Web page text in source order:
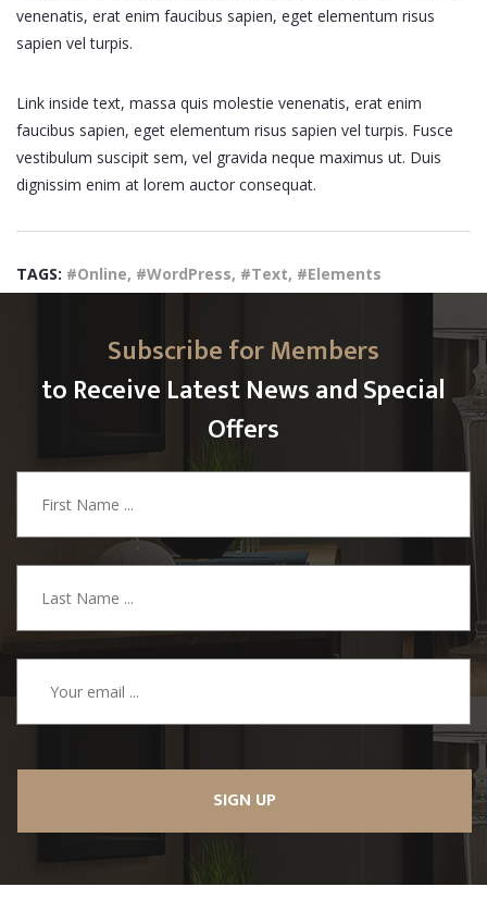
venenatis, erat enim faucibus sapien, eget elementum risus
sapien vel turpis.
Link inside text, massa quis molestie venenatis, erat enim
faucibus sapien, eget elementum risus sapien vel turpis. Fusce
vestibulum suscipit sem, vel gravida neque maximus ut. Duis
dignissim enim at lorem auctor consequat.
TAGS: #Online, #WordPress, #Text, #Elements
Subscribe for Members
to Receive Latest News and Special
Offers
SIGN UP